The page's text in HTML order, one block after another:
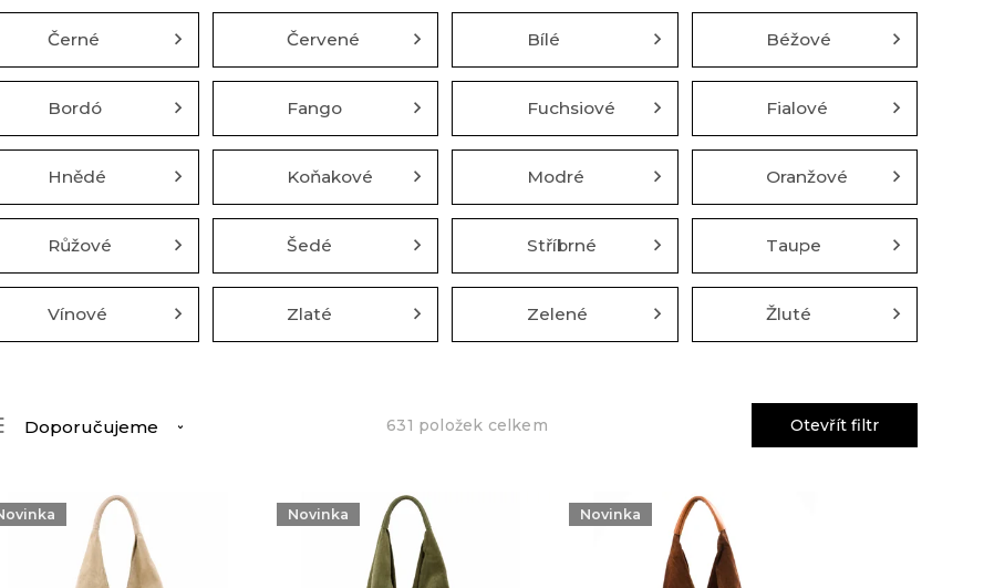
Černé Červené Bílé Béžové
Bordó Fango Fuchsiové Fialové
Hnědé Koňakové Modré Oranžové
Růžové Šedé Stříbrné Taupe
Vínové Zlaté Zelené Žluté
Doporučujeme
Nejdražší
Nejprodávanější
Abecedně
631 položek celkem Otevřít filtr
Novinka Novinka